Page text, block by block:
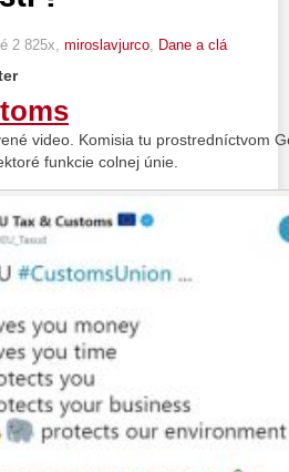
2 825x, miroslavjurco Dane a clá
video. Komisia tu prostredníctvom
funkcie colnej únie.